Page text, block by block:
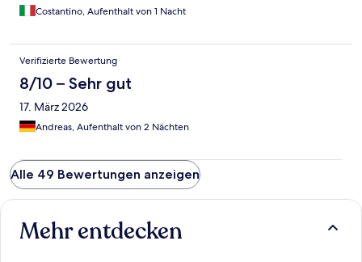
Costantino, Aufenthalt von 1 Nacht
Verifizierte Bewertung
8/10 – Sehr gut
17. März 2026
Andreas, Aufenthalt von 2 Nächten
Alle 49 Bewertungen anzeigen
Mehr entdecken